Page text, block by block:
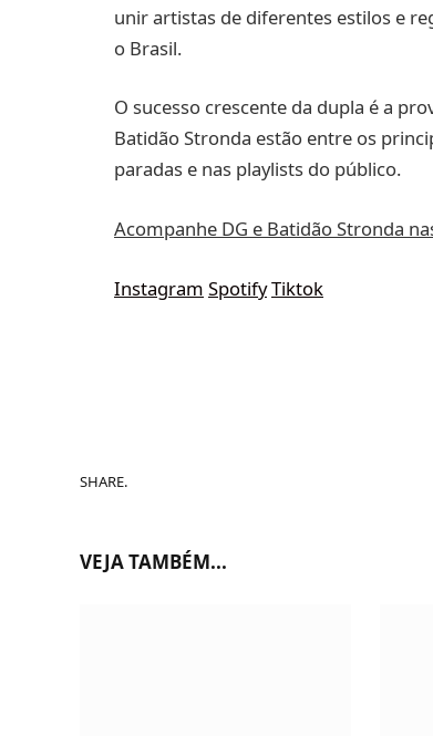
unir artistas de diferentes estilos e
o Brasil.
O sucesso crescente da dupla é a
Batidão Stronda estão entre os
paradas e nas playlists do público.
Acompanhe DG e Batidão Stronda
Instagram SpotifyTiktok
SHARE.
VEJA TAMBÉM...